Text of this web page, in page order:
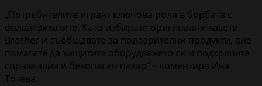
„Потребителите играят ключова роля в борбата с
фалшификатите. Като избирате оригинални касети
Brother и съобщавате за подозрителни продукти, вие
помагате да защитите оборудването си и подкрепяте
справедлив и безопасен пазар“ – коментира Ива
Тотева.